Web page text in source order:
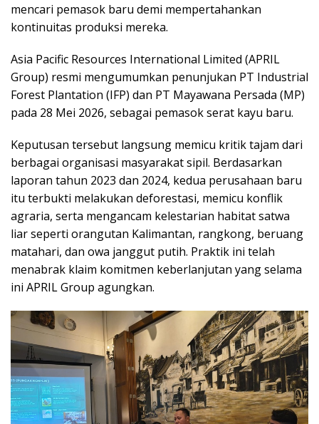
mencari pemasok baru demi mempertahankan
kontinuitas produksi mereka.
Asia Pacific Resources International Limited (APRIL
Group) resmi mengumumkan penunjukan PT Industrial
Forest Plantation (IFP) dan PT Mayawana Persada (MP)
pada 28 Mei 2026, sebagai pemasok serat kayu baru.
Keputusan tersebut langsung memicu kritik tajam dari
berbagai organisasi masyarakat sipil. Berdasarkan
laporan tahun 2023 dan 2024, kedua perusahaan baru
itu terbukti melakukan deforestasi, memicu konflik
agraria, serta mengancam kelestarian habitat satwa
liar seperti orangutan Kalimantan, rangkong, beruang
matahari, dan owa janggut putih. Praktik ini telah
menabrak klaim komitmen keberlanjutan yang selama
ini APRIL Group agungkan.